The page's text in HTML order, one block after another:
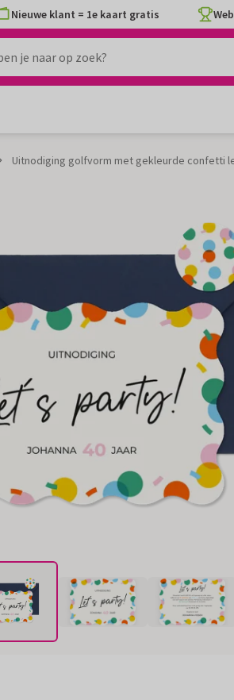
Nieuwe klant = 1e kaart gratis
Uitnodiging golfvorm met gekleurde confetti